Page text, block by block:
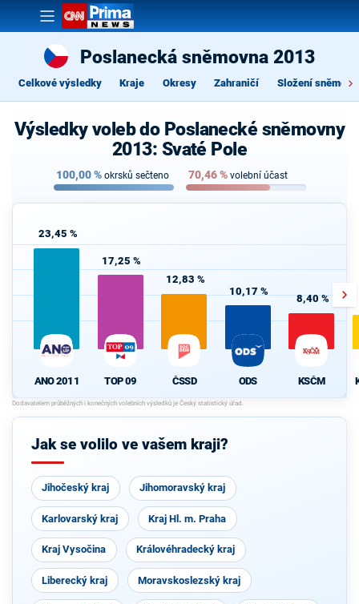
Poslanecká sněmovna 2013
Celkové výsledky Kraje Okresy Zahraničí Složení
Výsledky voleb do Poslanecké sněmovny
2013: Svaté Pole
100,00% okrsků sečteno 70,46% volební účast
23,45 %
ANO 2011
17,25 %
TOP 09
12,83 %
ČSSD
10,17 %
ODS
8,40 %
KSČM
Jak se volilo ve vašem kraji?
Jihočeský kraj Jihomoravský kraj
Karlovarský kraj Kraj Hl. m. Praha
Kraj Vysočina Královéhradecký kraj
Liberecký kraj Moravskoslezský kraj